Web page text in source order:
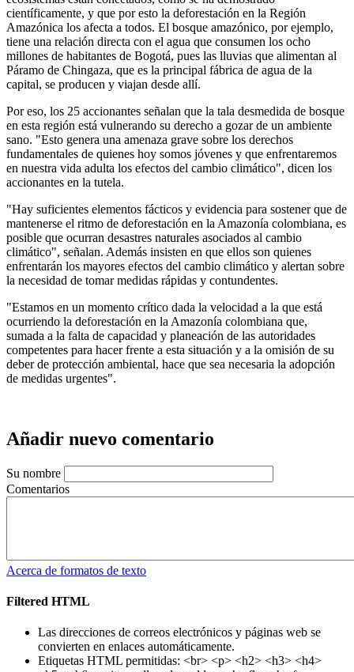
científicamente, y que por esto la deforestación en la Región
Amazónica los afecta a todos. El bosque amazónico, por ejemplo,
tiene una relación directa con el agua que consumen los ocho
millones de habitantes de Bogotá, pues las lluvias que alimentan al
Páramo de Chingaza, que es la principal fábrica de agua de la
capital, se producen y viajan desde allí.
Por eso, los 25 accionantes señalan que la tala desmedida de bosque
en esta región está vulnerando su derecho a gozar de un ambiente
sano. "Esto genera una amenaza grave sobre los derechos
fundamentales de quienes hoy somos jóvenes y que enfrentaremos
en nuestra vida adulta los efectos del cambio climático", dicen los
accionantes en la tutela.
"Hay suficientes elementos fácticos y evidencia para sostener que de
mantenerse el ritmo de deforestación en la Amazonía colombiana, es
posible que ocurran desastres naturales asociados al cambio
climático", señalan. Además insisten en que ellos son quienes
enfrentarán los mayores efectos del cambio climático y alertan sobre
la necesidad de tomar medidas rápidas y contundentes.
"Estamos en un momento crítico dada la velocidad a la que está
ocurriendo la deforestación en la Amazonía colombiana que,
sumada a la falta de capacidad y planeación de las autoridades
competentes para hacer frente a esta situación y a la omisión de su
deber de protección ambiental, hace que sea necesaria la adopción
de medidas urgentes".
Añadir nuevo comentario
Su nombre
Comentarios
Acerca de formatos de texto
Filtered HTML
Las direcciones de correos electrónicos y páginas web se
convierten en enlaces automáticamente.
Etiquetas HTML permitidas: <br> <p> <h2> <h3> <h4>